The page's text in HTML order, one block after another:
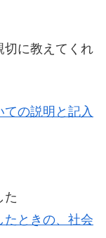
切に教えてくれ
の説明と記入
た
たときの、社会